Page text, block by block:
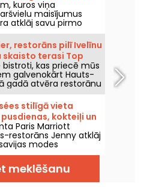
kuros viņa
maisījumus
atklāj savu pirmo
No 2026. gada
Market Saint-
līdzņemamiem
un plašu
no visas pasaules.
restorāns pilī Ivelīnu
skaisto terasi Top
bistroti, kas priecē mūs
galvenokārt Hauts-
gadā atvēra restorānu
nu kurš – tas atrodas
Sur-Seine, kur tagad
Un pārsteigums –
kuras paraksts
Chef 2025 finālistei.
bistro Chou,
taču izteikti gardēdīga,
zaļā parka vidū, kur
raclette, bet vasarā –
stilīgā vieta
kokteiļi un
Paris Marriott
restorāns Jenny atklāj
modes
gastronomiju.
elegants tējas laiks,
vakariņas
ik mirklis kļūst par
meklēšanu